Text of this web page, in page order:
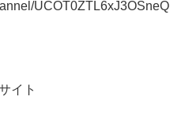
UCOT0ZTL6xJ3OSneQ
イト